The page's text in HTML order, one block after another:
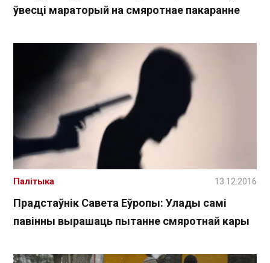
ўвесці мараторый на смяротнае пакаранне
Прадстаўнік Савета Еўропы: Улады самі
павінны вырашаць пытанне смяротнай кары
Палітыка 13.12.2016